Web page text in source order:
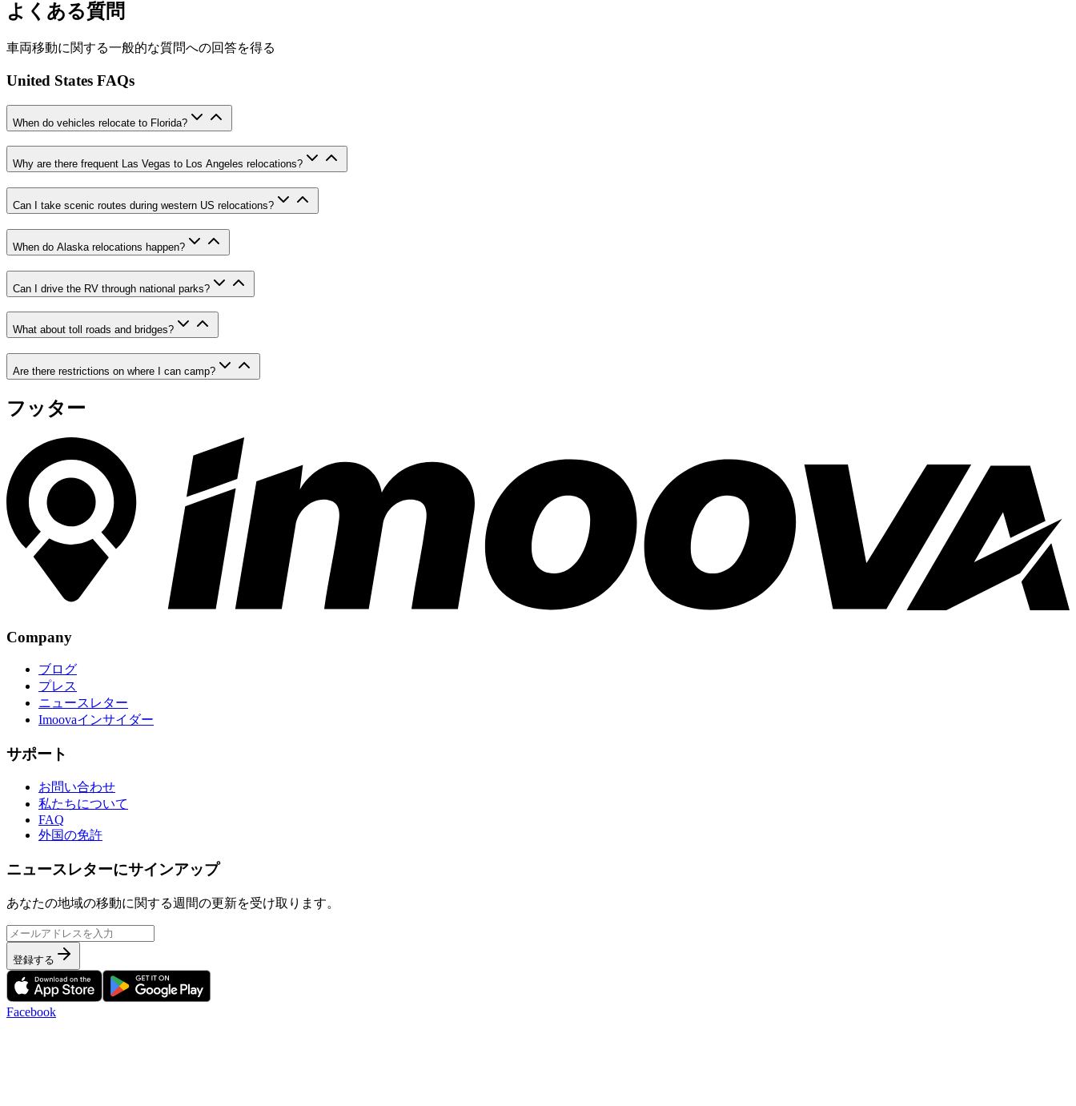
よくある質問
車両移動に関する一般的な質問への回答を得る
United States FAQs
When do vehicles relocate to Florida?
Why are there frequent Las Vegas to Los Angeles relocations?
Can I take scenic routes during western US relocations?
When do Alaska relocations happen?
Can I drive the RV through national parks?
What about toll roads and bridges?
Are there restrictions on where I can camp?
フッター
Company
ブログ
プレス
ニュースレター
Imoovaインサイダー
サポート
お問い合わせ
私たちについて
FAQ
外国の免許
ニュースレターにサインアップ
あなたの地域の移動に関する週間の更新を受け取ります。
登録する
Facebook